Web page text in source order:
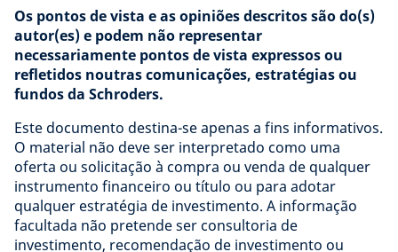
Os pontos de vista e as opiniões descritos são do(s)
autor(es) e podem não representar
necessariamente pontos de vista expressos ou
refletidos noutras comunicações, estratégias ou
fundos da Schroders.
Este documento destina-se apenas a fins informativos.
O material não deve ser interpretado como uma
oferta ou solicitação à compra ou venda de qualquer
instrumento financeiro ou título ou para adotar
qualquer estratégia de investimento. A informação
facultada não pretende ser consultoria de
investimento, recomendação de investimento ou